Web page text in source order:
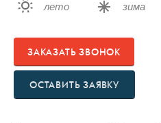
лето зима
ЗАКАЗАТЬ ЗВОНОК
ОСТАВИТЬ ЗАЯВКУ